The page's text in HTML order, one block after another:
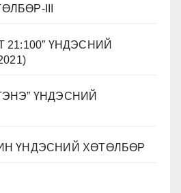
III
ҮНДЭСНИЙ
ҮНДЭСНИЙ
ҮНДЭСНИЙ ХӨТӨЛБӨР